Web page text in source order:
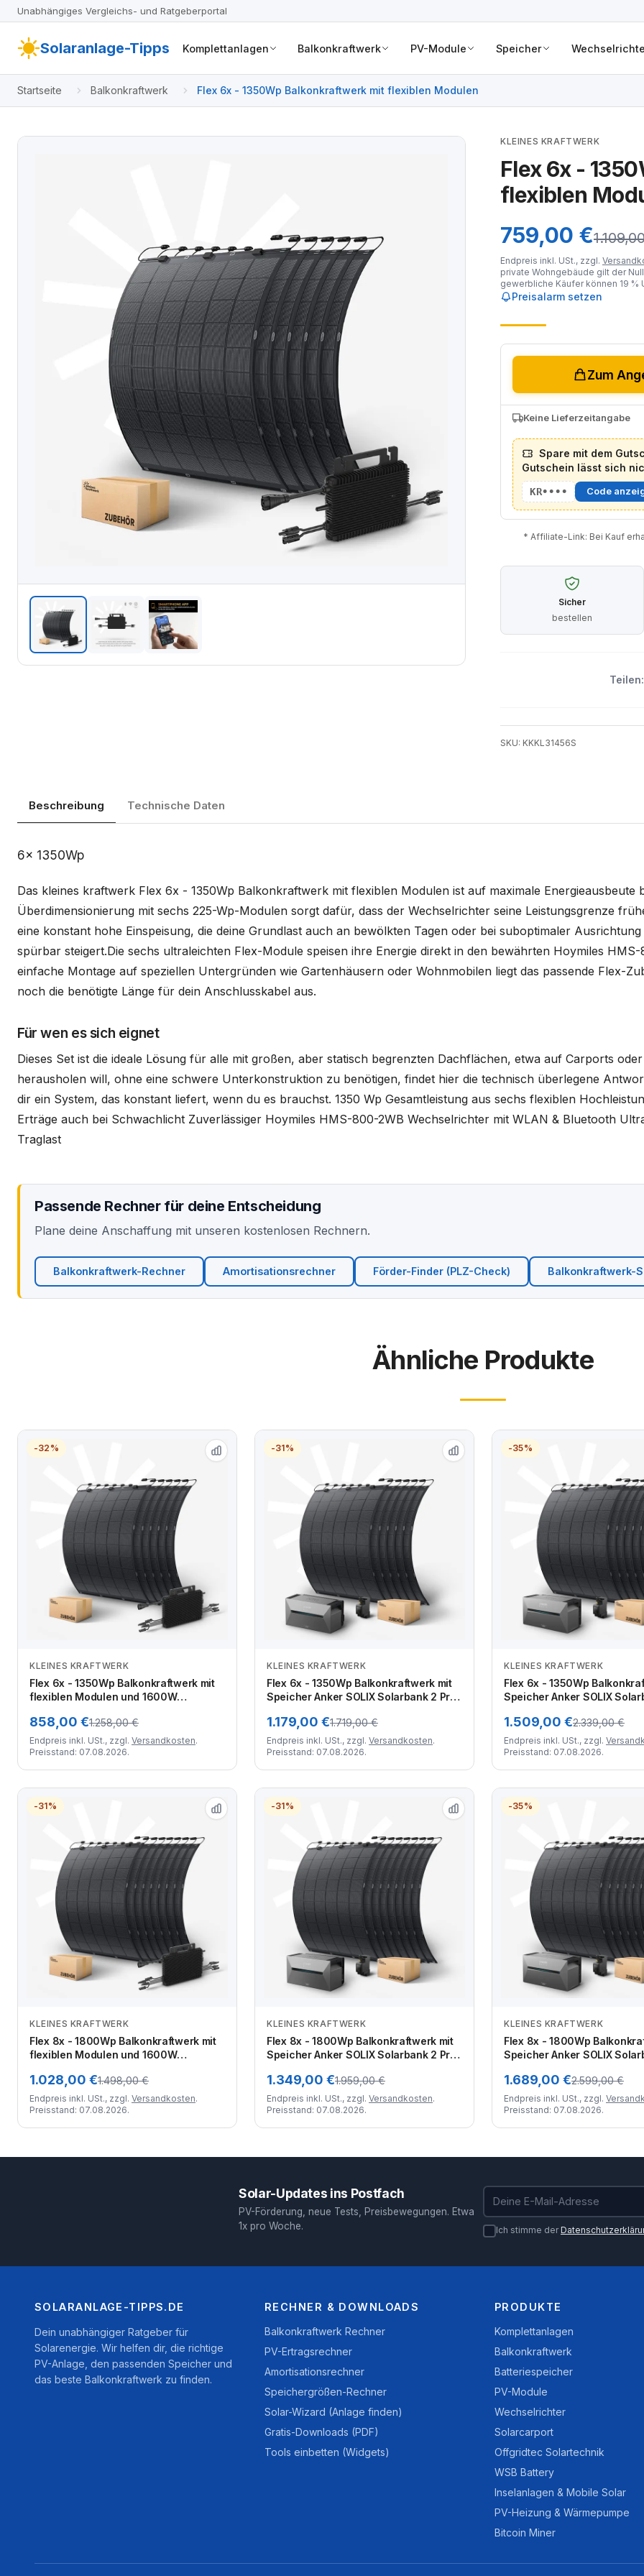
Unabhängiges Vergleichs- und Ratgeberportal
Solaranlage-Tipps Komplettanlagen Balkonkraftwerk PV-Module Speicher
Startseite Balkonkraftwerk Flex 6x - 1350Wp Balkonkraftwerk mit flexiblen Modulen
KLEINES KRAFTWERK
Flex 6x -
flexiblen
759,00 €
Endpreis inkl. USt., zzgl.
private Wohngebäude gilt der
gewerbliche Käufer können 19
Preisalarm setzen
Zum
Keine Lieferzeitangabe
Spare mit dem
Gutschein lässt sich
KR•••• Code
* Affiliate-Link: Bei Kauf
Sicher
bestellen
Teilen:
SKU: KKKL31456S
Beschreibung Technische Daten
Beschreibung
6x 1350Wp
Das kleines kraftwerk Flex 6x - 1350Wp Balkonkraftwerk mit flexiblen Modulen ist auf maximale Energieausbeute
Überdimensionierung mit sechs 225-Wp-Modulen sorgt dafür, dass der Wechselrichter seine Leistungsgrenze
eine konstant hohe Einspeisung, die deine Grundlast auch an bewölkten Tagen oder bei suboptimaler
spürbar steigert.Die sechs ultraleichten Flex-Module speisen ihre Energie direkt in den bewährten Hoymiles
einfache Montage auf speziellen Untergründen wie Gartenhäusern oder Wohnmobilen liegt das passende Flex-
noch die benötigte Länge für dein Anschlusskabel aus.
Für wen es sich eignet
Dieses Set ist die ideale Lösung für alle mit großen, aber statisch begrenzten Dachflächen, etwa auf Carports
herausholen will, ohne eine schwere Unterkonstruktion zu benötigen, findet hier die technisch überlegene
dir ein System, das konstant liefert, wenn du es brauchst. 1350 Wp Gesamtleistung aus sechs flexiblen
Erträge auch bei Schwachlicht Zuverlässiger Hoymiles HMS-800-2WB Wechselrichter mit WLAN & Bluetooth
Traglast
Passende Rechner für deine Entscheidung
Plane deine Anschaffung mit unseren kostenlosen Rechnern.
Balkonkraftwerk-Rechner Amortisationsrechner Förder-Finder (PLZ-Check) Balkonkraftwerk-
Ähnliche Produkte
-32%
Zum Angebot
KLEINES KRAFTWERK
Flex 6x - 1350Wp Balkonkraftwerk mit
flexiblen Modulen und 1600W
858,00 €1.258,00 €
Endpreis inkl. USt., zzgl. Versandkosten.
Preisstand: 07.08.2026.
-31%
Zum Angebot
KLEINES KRAFTWERK
Flex 6x - 1350Wp Balkonkraftwerk mit
Speicher Anker SOLIX Solarbank 2 Pro
1.179,00 €1.719,00 €
Endpreis inkl. USt., zzgl. Versandkosten.
Preisstand: 07.08.2026.
-35%
Zum Angebot
KLEINES KRAFTWERK
Flex 6x - 1350Wp
Speicher Anker SOLIX
1.509,00 €2.339,00 €
Endpreis inkl. USt., zzgl.
Preisstand: 07.08.2026.
-31%
Zum Angebot
KLEINES KRAFTWERK
Flex 8x - 1800Wp Balkonkraftwerk mit
flexiblen Modulen und 1600W
1.028,00 €1.498,00 €
Endpreis inkl. USt., zzgl. Versandkosten.
Preisstand: 07.08.2026.
-31%
Zum Angebot
KLEINES KRAFTWERK
Flex 8x - 1800Wp Balkonkraftwerk mit
Speicher Anker SOLIX Solarbank 2 Pro
1.349,00 €1.959,00 €
Endpreis inkl. USt., zzgl. Versandkosten.
Preisstand: 07.08.2026.
-35%
Zum Angebot
KLEINES KRAFTWERK
Flex 8x - 1800Wp
Speicher Anker SOLIX
1.689,00 €2.599,00 €
Endpreis inkl. USt., zzgl.
Preisstand: 07.08.2026.
Solar-Updates ins Postfach
PV-Förderung, neue Tests, Preisbewegungen. Etwa
1x pro Woche.
E-Mail-Adresse
Ich stimme der
SOLARANLAGE-TIPPS.DE
Dein unabhängiger Ratgeber für
Solarenergie. Wir helfen dir, die richtige
PV-Anlage, den passenden Speicher und
das beste Balkonkraftwerk zu finden.
RECHNER & DOWNLOADS
Balkonkraftwerk Rechner
PV-Ertragsrechner
Amortisationsrechner
Speichergrößen-Rechner
Solar-Wizard (Anlage finden)
Gratis-Downloads (PDF)
Tools einbetten (Widgets)
PRODUKTE
Komplettanlagen
Balkonkraftwerk
Batteriespeicher
PV-Module
Wechselrichter
Solarcarport
Offgridtec Solartechnik
WSB Battery
Inselanlagen & Mobile Solar
PV-Heizung & Wärmepumpe
Bitcoin Miner